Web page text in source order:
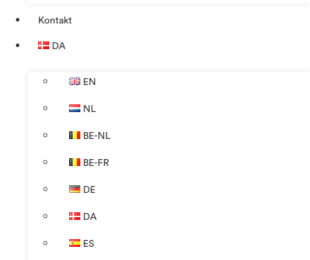
Kontakt
DA
EN
NL
BE-NL
BE-FR
DE
DA
ES